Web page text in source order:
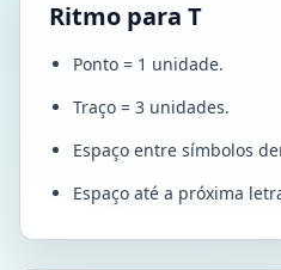
Ritmo para T
Ponto = 1 unidade.
Traço = 3 unidades.
Espaço entre símbolos
Espaço até a próxima